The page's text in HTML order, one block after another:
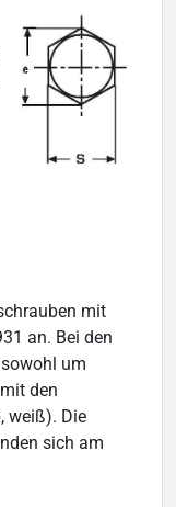
mit
an. Bei den
um
den
weiß). Die
sich am